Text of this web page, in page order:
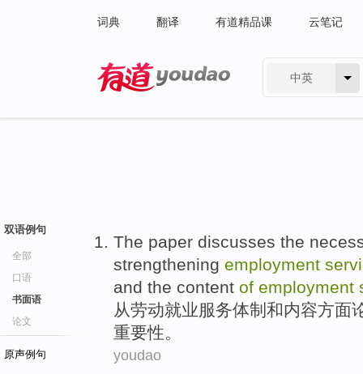
词典 翻译 有道精品课 云笔记
中英
双语例句
全部
口语
书面语
论文
原声例句
The paper discusses the
strengthening employment
and the content of employment
从劳动就业服务体制 和内容方面
重要性。
youdao